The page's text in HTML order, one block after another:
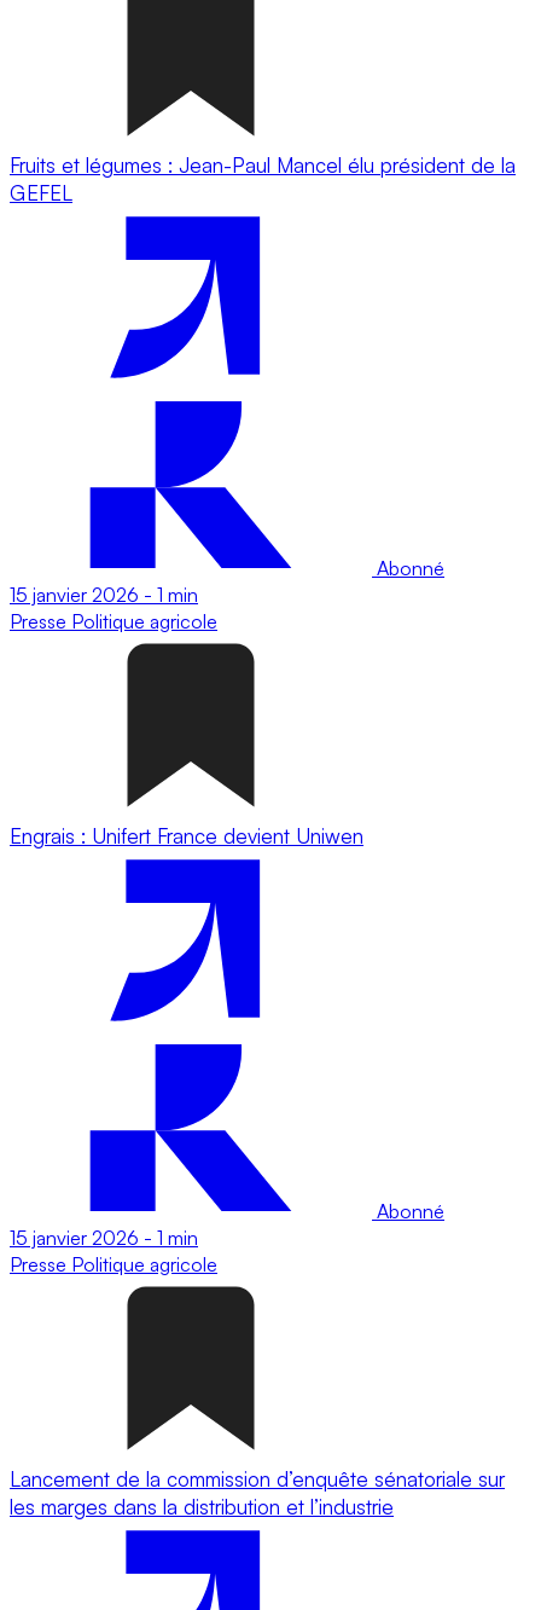
Fruits et légumes : Jean-Paul Mancel élu président de la
GEFEL
Abonné
15 janvier 2026 - 1 min
Presse Politique agricole
Engrais : Unifert France devient Uniwen
Abonné
15 janvier 2026 - 1 min
Presse Politique agricole
Lancement de la commission d’enquête sénatoriale sur
les marges dans la distribution et l’industrie